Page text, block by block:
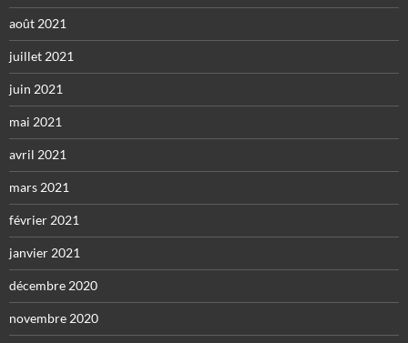
août 2021
juillet 2021
juin 2021
mai 2021
avril 2021
mars 2021
février 2021
janvier 2021
décembre 2020
novembre 2020